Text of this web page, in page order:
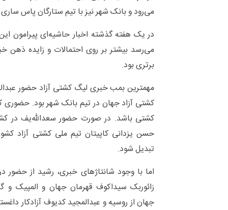
می‌رود و بانک شهر نیز با تیم ستارگان پاس
در یک هفته گذشته اخبار حاشیه‌ای پیرامون
می‌رسد بیشتر بر روی احتمالات و زایده ذهن
برتری بود.
مهمترین بمب خبری لیگ کشتی آزاد حضور
کشتی آزاد جهان در تیم بانک شهر بود.
کشتی باشد. در صورت حضور سعدالله‌یف در
حسن یزدانی کاپیتان تیم ملی کشتی آزاد
تبدیل شود.
اما با وجود شانتاژهای خبری، رشید از حضور
زائوربک سیداکوف قهرمان جهان و المپیک و
جهان از روسیه و عبدالمجید کدیوف آزادکار